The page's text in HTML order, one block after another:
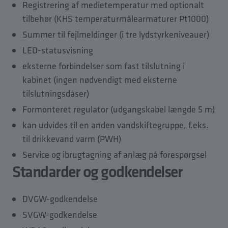
Registrering af medietemperatur med optionalt
tilbehør (KHS temperaturmålearmaturer Pt1000)
Summer til fejlmeldinger (i tre lydstyrkeniveauer)
LED-statusvisning
eksterne forbindelser som fast tilslutning i
kabinet (ingen nødvendigt med eksterne
tilslutningsdåser)
Formonteret regulator (udgangskabel længde 5 m)
kan udvides til en anden vandskiftegruppe, f.eks.
til drikkevand varm (PWH)
Service og ibrugtagning af anlæg på forespørgsel
Standarder og godkendelser
DVGW-godkendelse
SVGW-godkendelse